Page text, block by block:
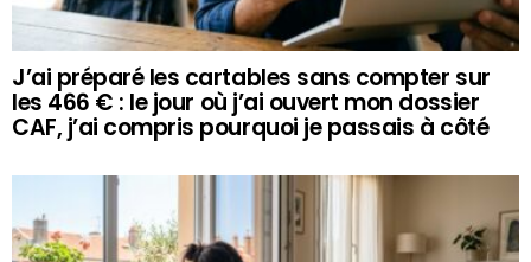
J’ai préparé les cartables sans compter sur
les 466 € : le jour où j’ai ouvert mon dossier
CAF, j’ai compris pourquoi je passais à côté